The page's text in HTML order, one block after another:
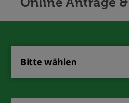
Bitte wählen